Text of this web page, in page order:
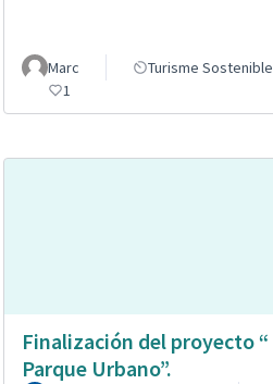
Marc Turisme Sostenible
1
Finalización del proyecto “
Parque Urbano”.